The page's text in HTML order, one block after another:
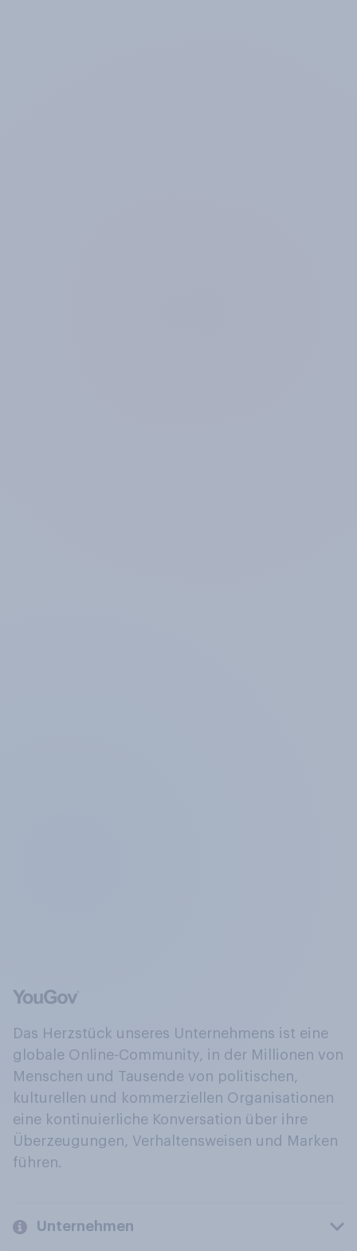
Das Herzstück unseres Unternehmens ist eine
globale Online-Community, in der Millionen von
Menschen und Tausende von politischen,
kulturellen und kommerziellen Organisationen
eine kontinuierliche Konversation über ihre
Überzeugungen, Verhaltensweisen und Marken
führen.
Unternehmen